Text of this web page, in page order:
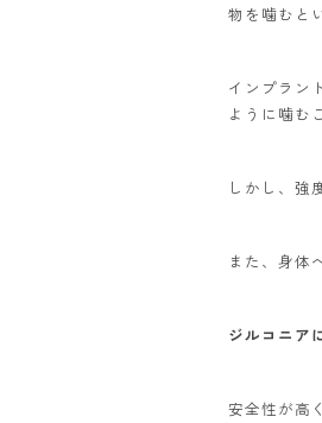
物を噛むと
インプラン
ように噛む
しかし、強
また、身体
ジルコニア
安全性が高